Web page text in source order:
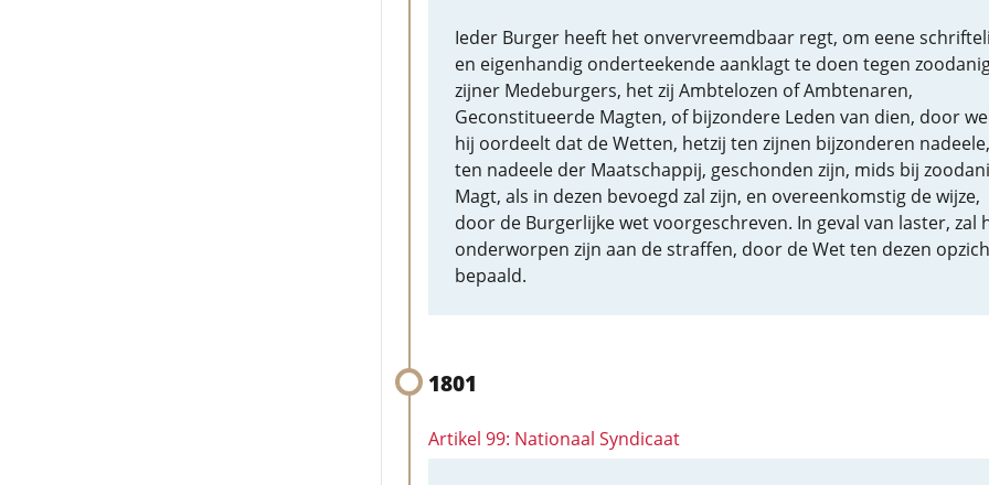
Ieder Burger heeft het onvervreemdbaar regt, om eene
en eigenhandig onderteekende aanklagt te doen tegen
zijner Medeburgers, het zij Ambtelozen of Ambtenaren,
Geconstitueerde Magten, of bijzondere Leden van dien, door
hij oordeelt dat de Wetten, hetzij ten zijnen bijzonderen
ten nadeele der Maatschappij, geschonden zijn, mids bij
Magt, als in dezen bevoegd zal zijn, en overeenkomstig de wijze,
door de Burgerlijke wet voorgeschreven. In geval van laster, zal
onderworpen zijn aan de straffen, door de Wet ten dezen
bepaald.
1801
Artikel 99: Nationaal Syndicaat